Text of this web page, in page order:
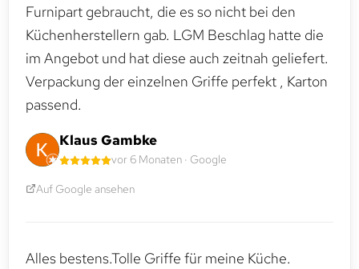
Furnipart gebraucht, die es so nicht bei den
Küchenherstellern gab. LGM Beschlag hatte die
im Angebot und hat diese auch zeitnah geliefert.
Verpackung der einzelnen Griffe perfekt , Karton
passend.
Klaus Gambke
vor 6 Monaten · Google
Auf Google ansehen
Alles bestens.Tolle Griffe für meine Küche.